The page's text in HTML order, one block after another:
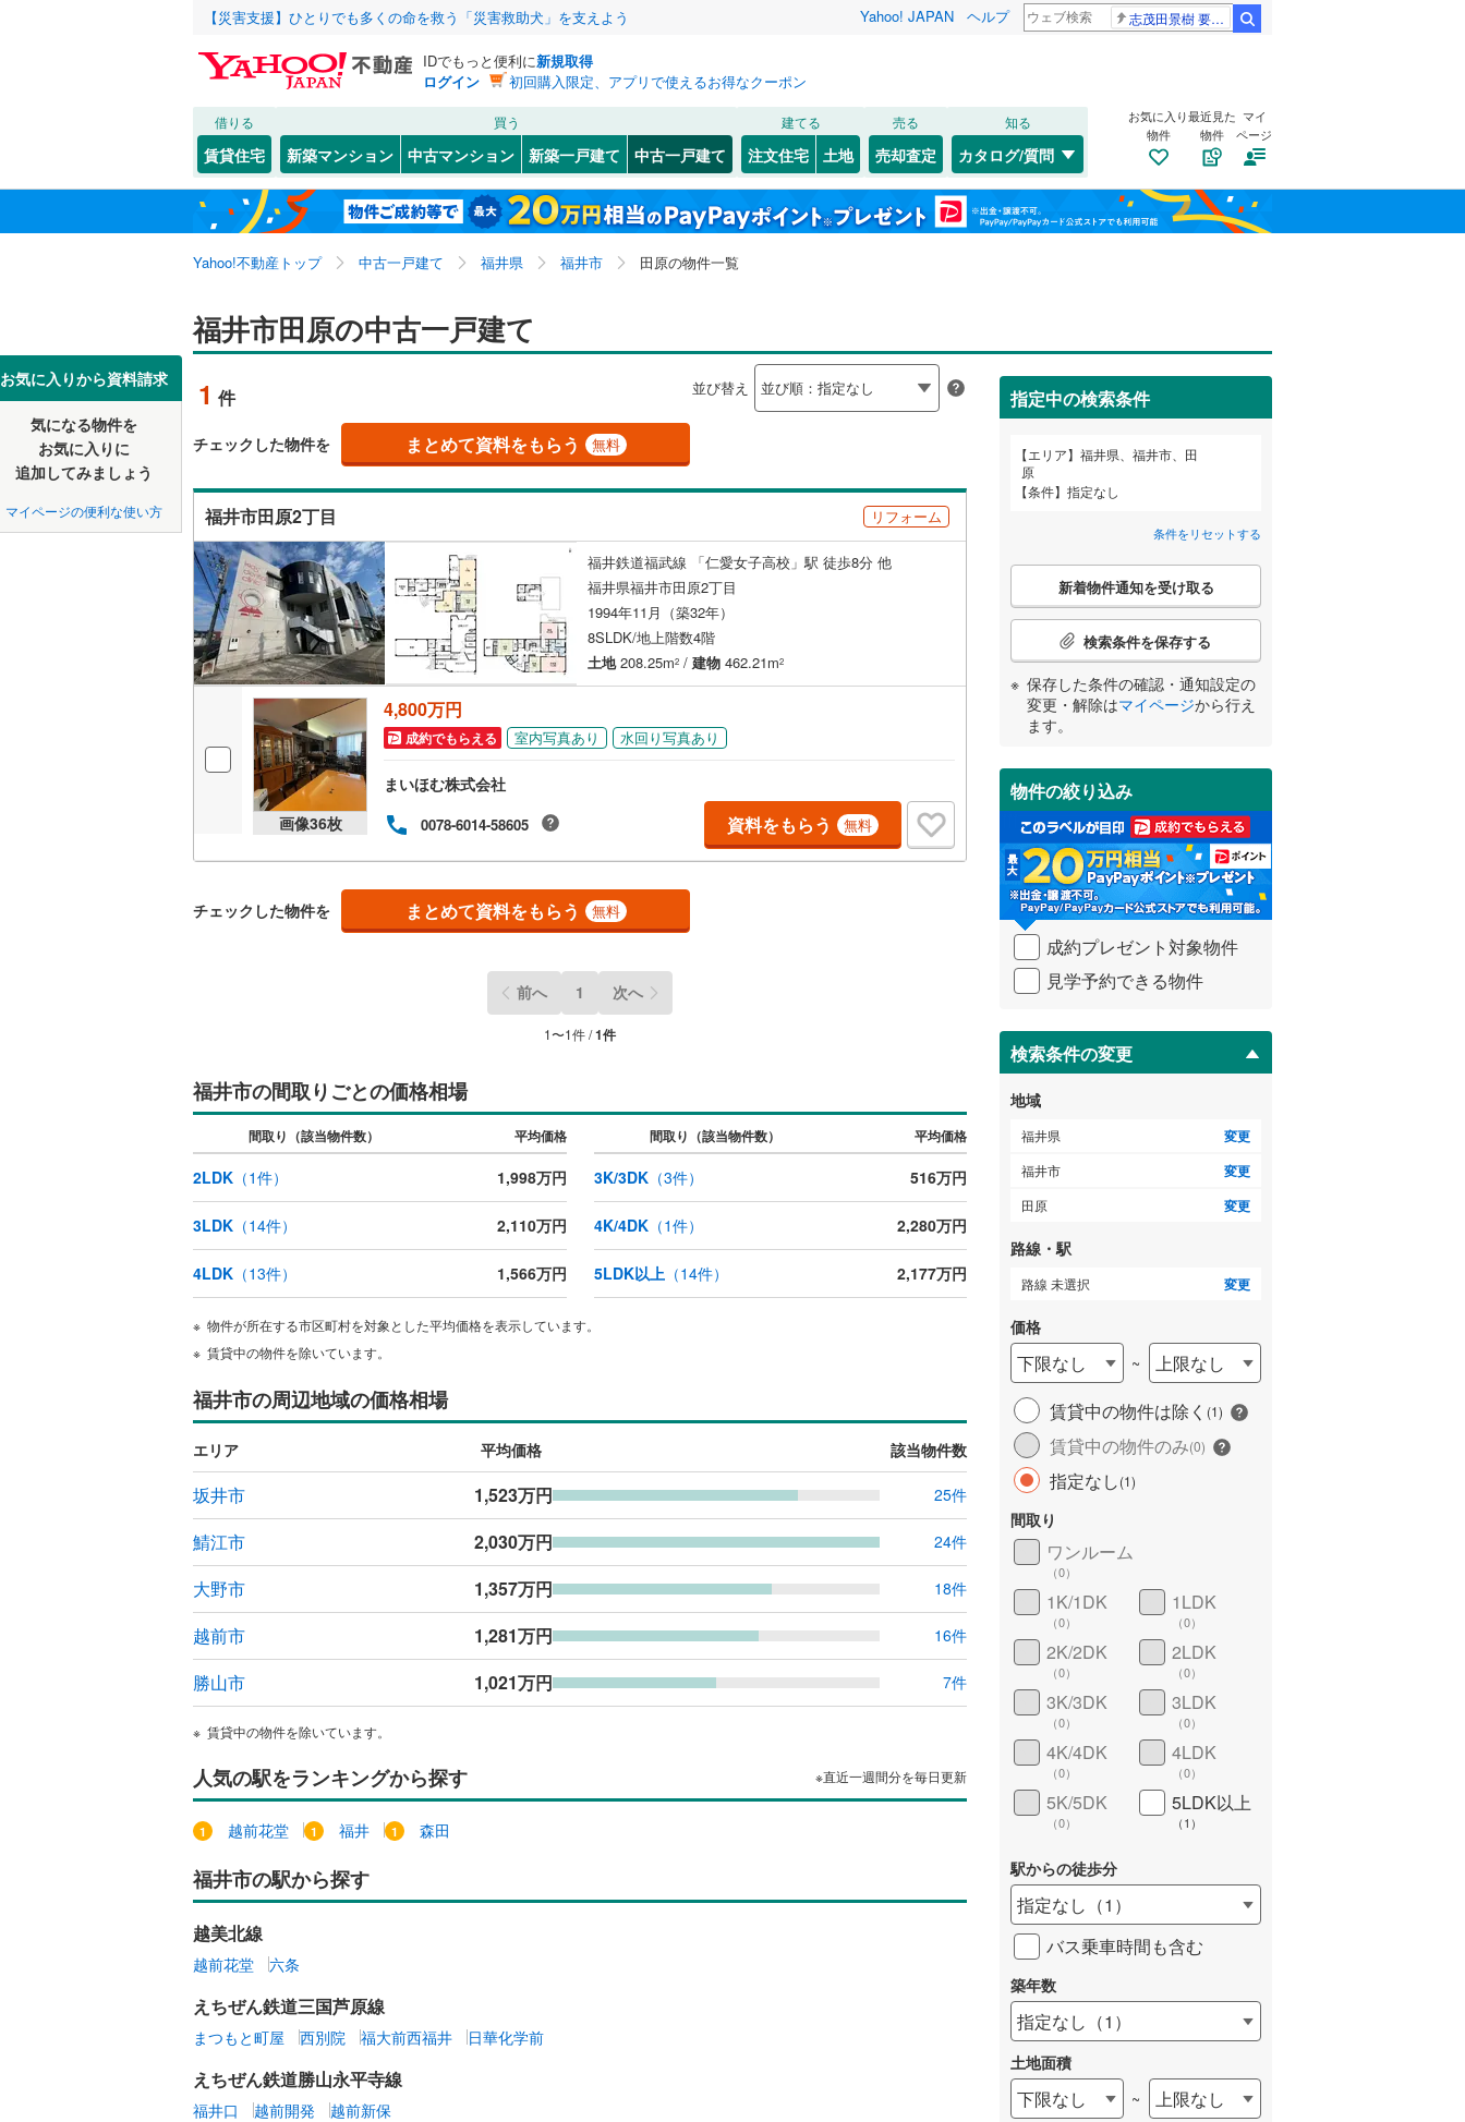
【災害支援】ひとりでも多くの命を救う「災害救助犬」を支えよう Yahoo! JAPAN ヘルプ 志茂田景樹 要介護5
IDでもっと便利に新規取得
ログイン
初回購入限定、アプリで使えるお得なクーポン
借りる
賃貸住宅
買う
新築マンション 中古マンション 新築一戸建て 中古一戸建て
建てる
注文住宅 土地
売る
売却査定
知る
カタログ/質問
お気に入り
物件
最近見た
物件
マイ
ページ
Yahoo!不動産トップ 中古一戸建て 福井県 福井市 田原の物件一覧
お気に入りから資料請求
気になる物件を
お気に入りに
追加してみましょう
マイページの便利な使い方
福井市田原の中古一戸建て
1 件 並び替え
チェックした物件を まとめて資料をもらう 無料
福井市田原2丁目 リフォーム
福井鉄道福武線 「仁愛女子高校」駅 徒歩8分 他
福井県福井市田原2丁目
1994年11月（築32年）
8SLDK/地上階数4階
土地208.25m2 / 建物 462.21m2
画像36枚
4,800万円
成約でもらえる 室内写真あり 水回り写真あり
まいほむ株式会社
0078-6014-58605 資料をもらう 無料
チェックした物件を まとめて資料をもらう 無料
前へ 1 次へ
1〜1件 /1件
福井市の間取りごとの価格相場
間取り（該当物件数） 平均価格 間取り（該当物件数） 平均価格
2LDK （1件） 1,998万円 3K/3DK（3件） 516万円
3LDK （14件） 2,110万円 4K/4DK（1件） 2,280万円
4LDK （13件） 1,566万円 5LDK以上（14件） 2,177万円
物件が所在する市区町村を対象とした平均価格を表示しています。
賃貸中の物件を除いています。
福井市の周辺地域の価格相場
エリア 平均価格 該当物件数
坂井市 1,523万円 25件
鯖江市 2,030万円 24件
大野市 1,357万円 18件
越前市 1,281万円 16件
勝山市 1,021万円 7件
賃貸中の物件を除いています。
人気の駅をランキングから探す ※直近一週間分を毎日更新
越前花堂 福井 森田
福井市の駅から探す
越美北線
越前花堂 六条
えちぜん鉄道三国芦原線
まつもと町屋 西別院 福大前西福井 日華化学前
えちぜん鉄道勝山永平寺線
福井口 越前開発 越前新保
指定中の検索条件
エリア
福井県、福井市、田
原
条件
指定なし
条件をリセットする
こ
検
条
件
受
け
取
る
・
条
件
を
イ
ペ
ジ
に
保
存
す
る
新着物件通知を受け取る
検索条件を保存する
保存した条件の確認・通知設定の
変更・解除はマイページから行え
ます。
物件の絞り込み
成約プレゼント対象物件
見学予約できる物件
検索条件の変更
地域
福井県 変更
福井市 変更
田原 変更
路線・駅
路線 未選択 変更
価格
下限なし ~
上限なし
賃貸中の物件は除く (1)
賃貸中の物件のみ(0)
指定なし(1)
間取り
ワンルーム
（0）
1K/1DK
（0）
1LDK
（0）
2K/2DK
（0）
2LDK
（0）
3K/3DK
（0）
3LDK
（0）
4K/4DK
（0）
4LDK
（0）
5K/5DK
（0）
5LDK以上
（1 ）
駅からの徒歩分
指定なし （1 ）
バス乗車時間も含む
築年数
指定なし （1 ）
土地面積
下限なし ~ 上限なし
北海道 北海道
東北 青森 岩手 宮城 秋田 山形 福島
関東 東京 神奈川 埼玉
信越・北陸 新潟 長野
三重
近畿 大阪 兵庫
中国 鳥取 島根 岡山 広島 山口
四国 愛媛 高知
九州・沖縄 福岡 佐賀 長崎 鹿児島 沖縄
該当物件0件 この条件で検索する
福井市(50) 敦賀市(17) 小浜市(8)
大野市(18) 勝山市(7) 鯖江市(24)
あわら市(8) 越前市
吉田郡永平寺町
丹生郡越前町(8) 三方郡美浜町(0) 大飯郡高浜町(2)
三方上中郡若狭町(0)
該当物件0件 この条件で検索する
鮎川町(2) 糸崎町(1) 運動公園(1)
大島町(2) 花月(1) 加茂河原町(1)
河合寄安町(1) 北四ツ居町
三郎丸(2)
砂子坂町(1) 高木北(1) 高木中央(2)
月見( 1) 灯明寺(1)
中角町(1)
花堂南( 1)
布施田町
渕町(2) 冬野町(1)
文京(1) 本堂町 松本(1)
八ツ島町 (1) 脇三ケ町 江尻ケ丘町(2)
下馬(2) 江守中(1) 片粕町(1)
舟橋黒竜(1 舟橋新
該当物件0件 この条件で検索する
JR 北陸本線(0) 小浜線(0) 越美北線(0
北陸新幹線(0)
私鉄・その他 ハピラインふくい(0) 福井鉄道福武線(1) えちぜん鉄道勝山永平寺線(0)
該当物件0件 この条件で検索する
該当物件0件 この条件で検索する
こだわり条件 リフォーム、リノベーション
リノベーション・リフォーム
（1）
築古・築30年以上（1）
設備
床暖房（0）
駐車場2台以上（1） ビルトインガレージ（0） 太陽光発電システム（0）
（0）
防犯カメラ（ 0）
（0）
）
二世帯向け
平屋・1階建て（0） 3階建て以上（1）
サービスルーム（納戸）（0）
立地
最寄りの駅が始発駅 小学校まで1km以内（0）
角地（0） 南道路（1）
販売、価格、契約、入居関連など
）
浴室乾燥機あり（0）
収納
（0）
バルコニー、庭
ウッドデッキあり（0）
構造・規模・施工・品質・工法関連
耐震、免震、制震構造
（0）
住宅性能評価付き 長期優良住宅 ）
オンライン対応
オンライン内見(相談)可（0） IT重説可（1）
オンライン対応とは？ 詳しく見る
該当物件0件 この条件で検索する
検索条件を保存しました
この検索条件の新着物件通知は、 マイページから設定できます。
保存した条件を見る
福井県、福井市、田原
検索条件を保存する
マイページ
お気に入りリストを見る
閉じる
お気に入りリストを見る
閉じる